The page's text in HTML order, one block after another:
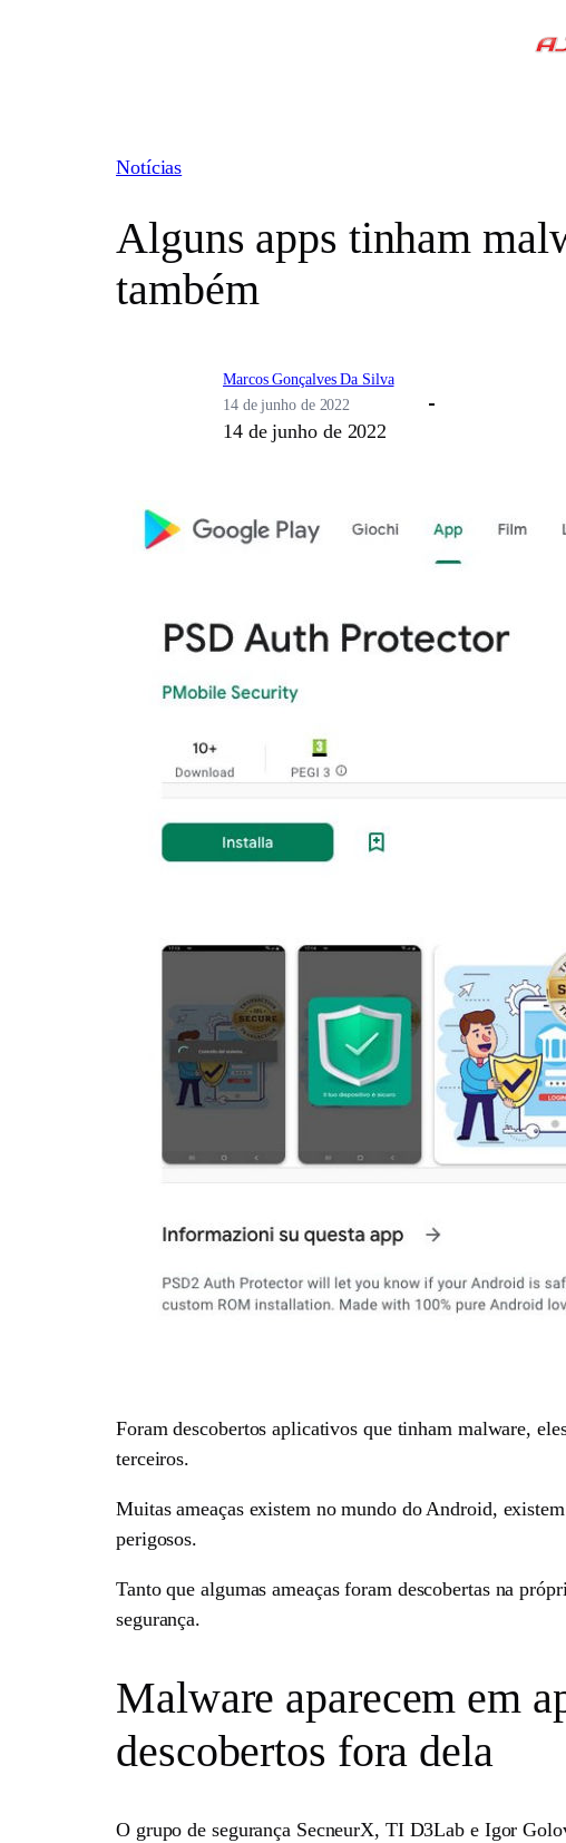
Notícias
Alguns apps tinham
também
Marcos Gonçalves Da Silva
14 de junho de 2022
14 de junho de 2022
Foram descobertos aplicativos que tinham malware,
terceiros.
Muitas ameaças existem no mundo do Android,
perigosos.
Tanto que algumas ameaças foram descobertas na
segurança.
Malware aparecem em
descobertos fora dela
O grupo de segurança SecneurX, TI D3Lab e Igor